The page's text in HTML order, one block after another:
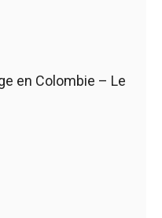
en Colombie – Le